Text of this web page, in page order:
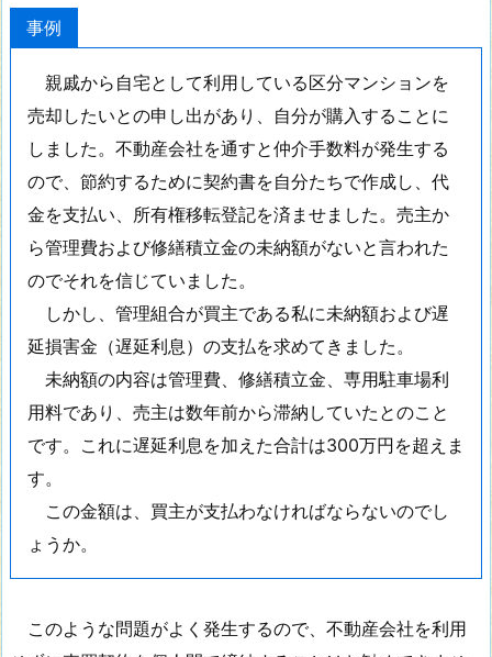
事例
親戚から自宅として利用している区分マンションを
売却したいとの申し出があり、自分が購入することに
しました。不動産会社を通すと仲介手数料が発生する
ので、節約するために契約書を自分たちで作成し、代
金を支払い、所有権移転登記を済ませました。売主か
ら管理費および修繕積立金の未納額がないと言われた
のでそれを信じていました。
しかし、管理組合が買主である私に未納額および遅
延損害金（遅延利息）の支払を求めてきました。
未納額の内容は管理費、修繕積立金、専用駐車場利
用料であり、売主は数年前から滞納していたとのこと
です。これに遅延利息を加えた合計は300万円を超えま
す。
この金額は、買主が支払わなければならないのでし
ょうか。
このような問題がよく発生するので、不動産会社を利用